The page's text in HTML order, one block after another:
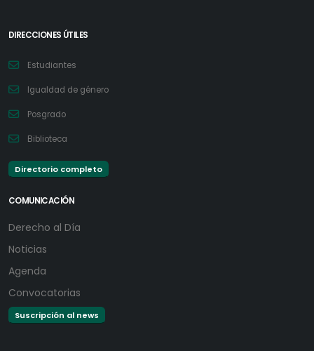
DIRECCIONES ÚTILES
Estudiantes
Igualdad de género
Posgrado
Biblioteca
Directorio completo
COMUNICACIÓN
Derecho al Día
Noticias
Agenda
Convocatorias
Suscripción al news